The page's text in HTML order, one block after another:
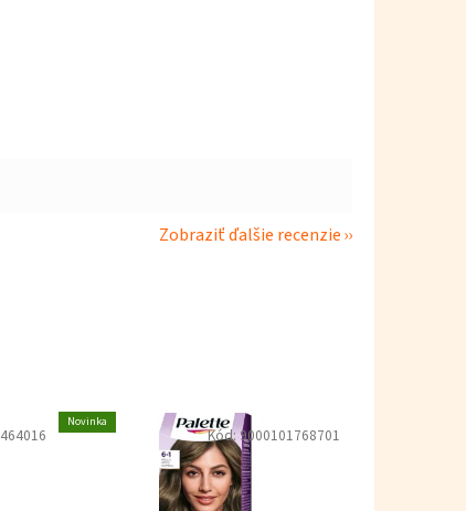
Zobraziť ďalšie recenzie
Novinka
Kód:9000101768701